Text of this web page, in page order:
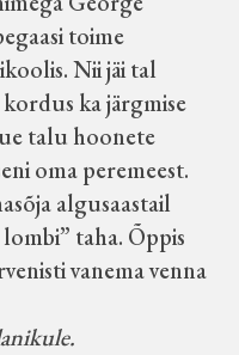
toime
Nii jäi tal
ka järgmise
talu hoonete
oma peremeest.
algusaastail
taha. Õppis
vanema venna